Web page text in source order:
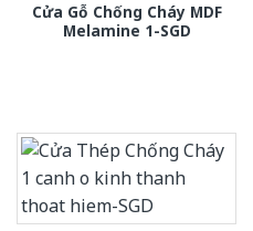
Cửa Gỗ Chống Cháy MDF
Melamine 1-SGD